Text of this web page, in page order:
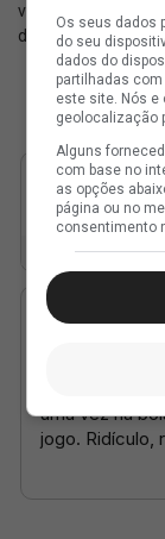
vence o
da Copa
Os seus dados
do seu
dados do
partilhadas
este site. Nós e
geolocalização
Alguns
com base no
as opções
página ou no
consentimento